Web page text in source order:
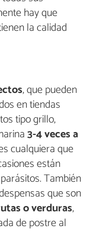
hay que
la calidad
, que pueden
en tiendas
tipo grillo,
3-4 veces a
cualquiera que
están
También
que son
o verduras,
de postre al